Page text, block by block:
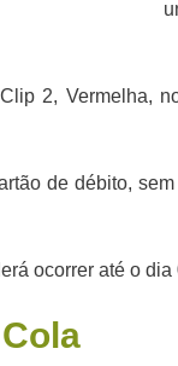
2, Vermelha,
de débito,
ocorrer até o